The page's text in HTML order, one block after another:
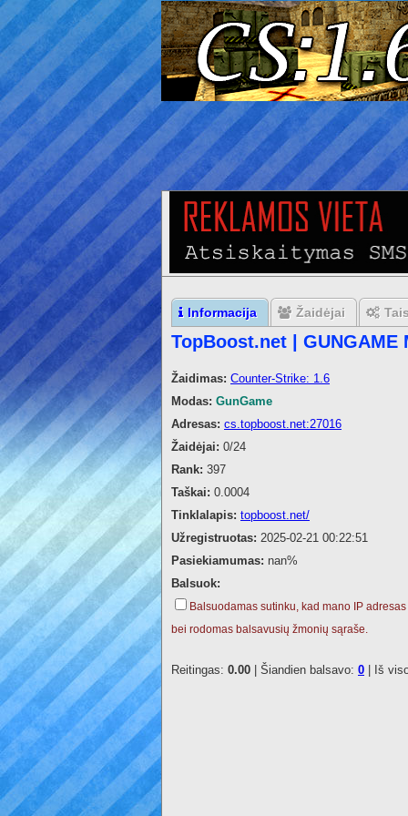
Informacija Žaidėjai
TopBoost.net | GUNGAME
Žaidimas: Counter-Strike: 1.6
Modas: GunGame
Adresas: cs.topboost.net:27016
Žaidėjai: 0/24
Rank: 397
Taškai: 0.0004
Tinklalapis: topboost.net/
Užregistruotas: 2025-02-21 00:22:51
Pasiekiamumas: nan%
Balsuok:
Balsuodamas sutinku, kad mano IP
bei rodomas balsavusių žmonių sąraše.
Reitingas: 0.00 | Šiandien balsavo: 0 | Iš